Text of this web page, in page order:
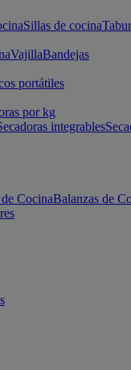
Sillas de cocina
VajillaBandejas
portátiles
por kg
integrables
CocinaBalanzas de